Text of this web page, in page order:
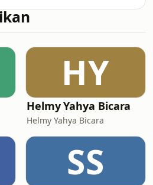
HY
Helmy Yahya Bicara
Helmy Yahya Bicara
SS